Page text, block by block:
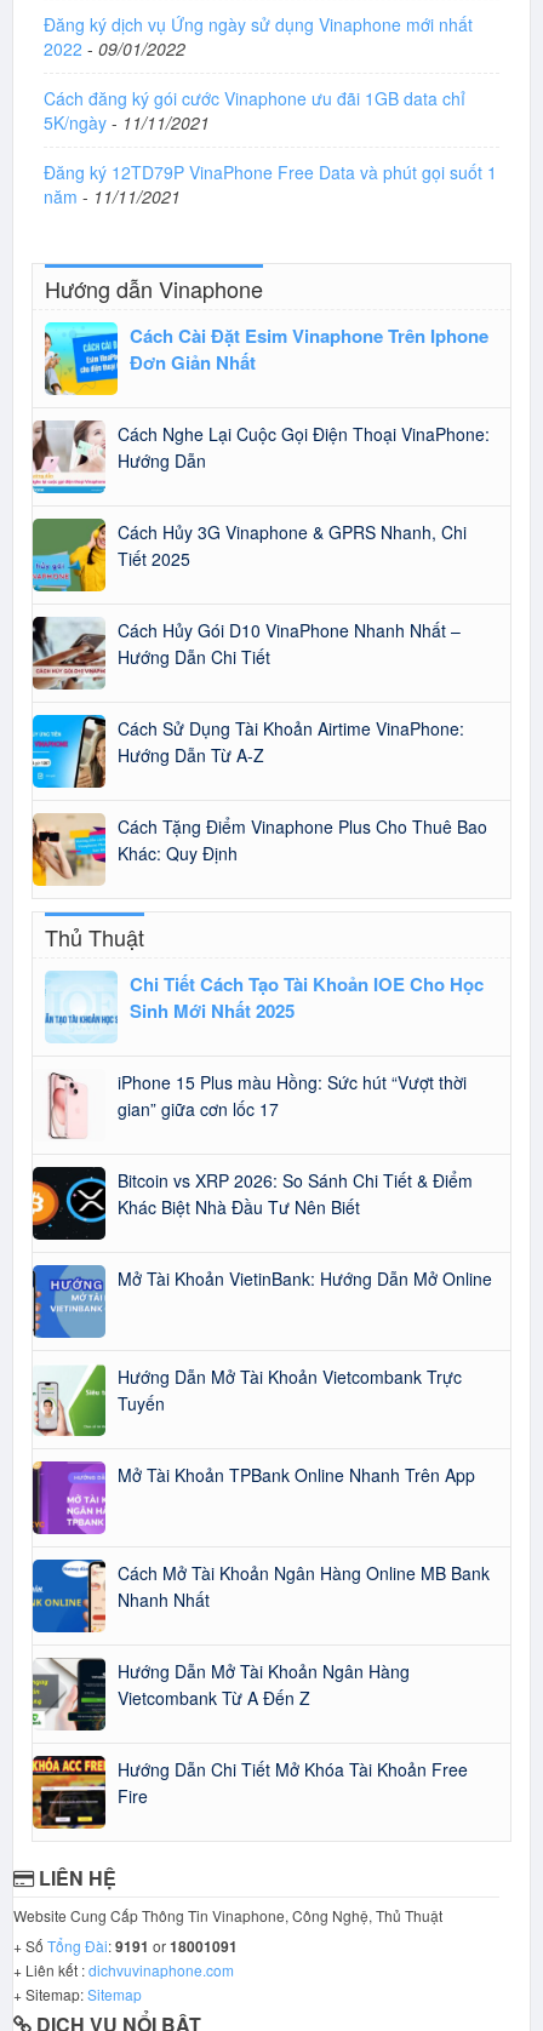
Đăng ký dịch vụ Ứng ngày sử dụng Vinaphone mới nhất
2022 - 09/01/2022
Cách đăng ký gói cước Vinaphone ưu đãi 1GB data chỉ
5K/ngày - 11/11/2021
Đăng ký 12TD79P VinaPhone Free Data và phút gọi suốt 1
năm - 11/11/2021
Hướng dẫn Vinaphone
Cách Cài Đặt Esim Vinaphone Trên Iphone
Đơn Giản Nhất
Cách Nghe Lại Cuộc Gọi Điện Thoại VinaPhone:
Hướng Dẫn
Cách Hủy 3G Vinaphone & GPRS Nhanh, Chi
Tiết 2025
Cách Hủy Gói D10 VinaPhone Nhanh Nhất –
Hướng Dẫn Chi Tiết
Cách Sử Dụng Tài Khoản Airtime VinaPhone:
Hướng Dẫn Từ A-Z
Cách Tặng Điểm Vinaphone Plus Cho Thuê Bao
Khác: Quy Định
Thủ Thuật
Chi Tiết Cách Tạo Tài Khoản IOE Cho Học
Sinh Mới Nhất 2025
iPhone 15 Plus màu Hồng: Sức hút “Vượt thời
gian” giữa cơn lốc 17
Bitcoin vs XRP 2026: So Sánh Chi Tiết & Điểm
Khác Biệt Nhà Đầu Tư Nên Biết
Mở Tài Khoản VietinBank: Hướng Dẫn Mở Online
Hướng Dẫn Mở Tài Khoản Vietcombank Trực
Tuyến
Mở Tài Khoản TPBank Online Nhanh Trên App
Cách Mở Tài Khoản Ngân Hàng Online MB Bank
Nhanh Nhất
Hướng Dẫn Mở Tài Khoản Ngân Hàng
Vietcombank Từ A Đến Z
Hướng Dẫn Chi Tiết Mở Khóa Tài Khoản Free
Fire
LIÊN HỆ
Website Cung Cấp Thông Tin Vinaphone, Công Nghệ, Thủ Thuật
+ Số Tổng Đài:9191 or18001091
+ Liên kết :dichvuvinaphone.com
+ Sitemap:Sitemap
DỊCH VỤ NỔI BẬT